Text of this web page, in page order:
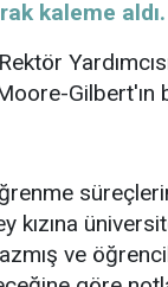
kaleme aldı.
Gilbert'ın
kızına
ve